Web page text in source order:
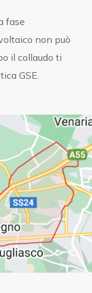
fase
non può
il collaudo ti
GSE.
– 10